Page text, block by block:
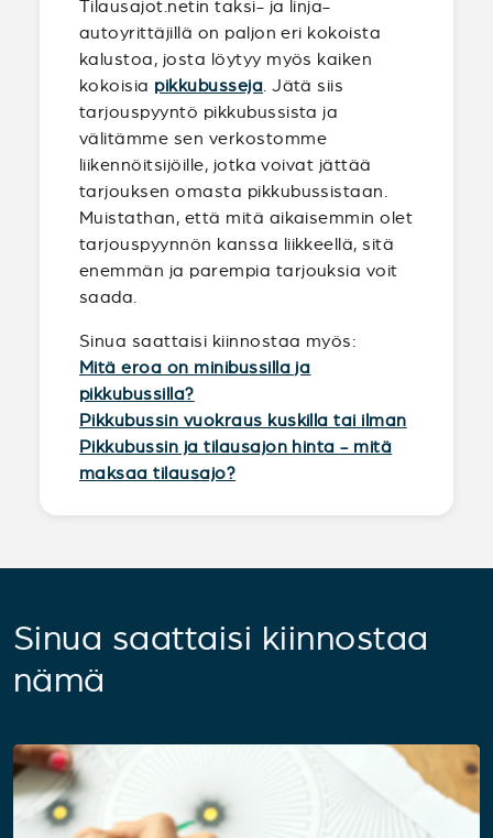
Tilausajot.netin taksi- ja linja-
autoyrittäjillä on paljon eri kokoista
kalustoa, josta löytyy myös kaiken
kokoisia pikkubusseja . Jätä siis
tarjouspyyntö pikkubussista ja
välitämme sen verkostomme
liikennöitsijöille, jotka voivat jättää
tarjouksen omasta pikkubussistaan.
Muistathan, että mitä aikaisemmin olet
tarjouspyynnön kanssa liikkeellä, sitä
enemmän ja parempia tarjouksia voit
saada.
Sinua saattaisi kiinnostaa myös:
Mitä eroa on minibussilla ja
pikkubussilla?
Pikkubussin vuokraus kuskilla tai ilman
Pikkubussin ja tilausajon hinta - mitä
maksaa tilausajo?
Sinua saattaisi kiinnostaa
nämä